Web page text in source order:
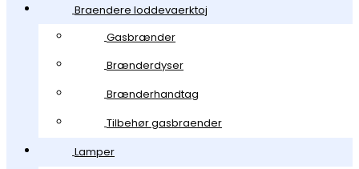
Braendere loddevaerktoj
Gasbrænder
Brænderdyser
Brænderhandtag
Tilbehør gasbraender
Lamper